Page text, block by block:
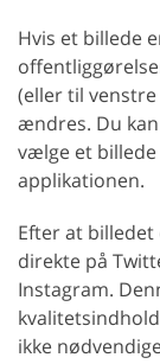
Hvis et billede
(eller til
ændres. Du
vælge et
applikationen.
Efter at
direkte på
Instagram.
ikke